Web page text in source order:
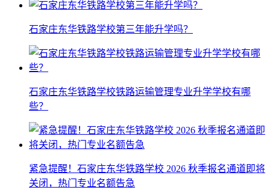
石家庄东华铁路学校第三年能升学吗？
石家庄东华铁路学校铁路运输管理专业升学学校有哪
些？
紧急提醒！石家庄东华铁路学校 2026 秋季报名通道即将
关闭，热门专业名额告急